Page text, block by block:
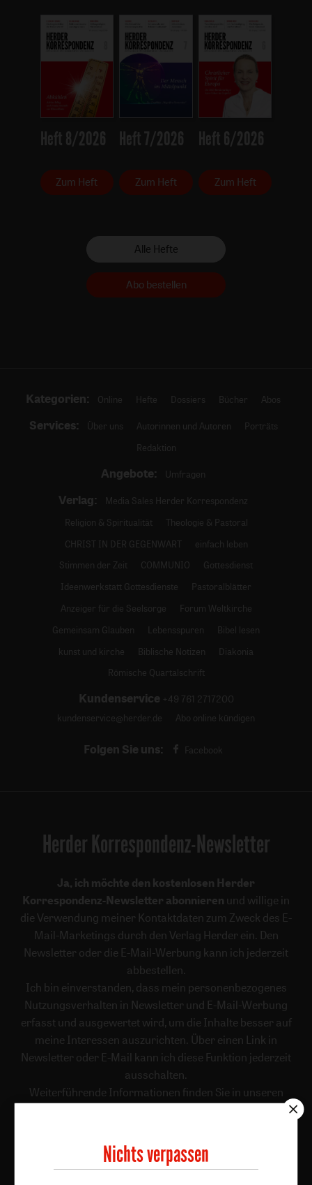
Heft 8/2026
Zum Heft
Heft 7/2026
Zum Heft
Heft 6/2026
Zum Heft
Alle Hefte
Abo bestellen
Kategorien: Online Hefte Dossiers Bücher Abos
Services: Über uns Autorinnen und Autoren
Porträts
Redaktion
Angebote: Umfragen
Verlag:
Media Sales Herder Korrespondenz
Religion & Spiritualität
Theologie & Pastoral
CHRIST IN DER GEGENWART
einfach leben
Stimmen der Zeit
COMMUNIO
Gottesdienst
Ideenwerkstatt Gottesdienste
Pastoralblätter
Anzeiger für die Seelsorge
Forum Weltkirche
Gemeinsam Glauben
Lebensspuren
Bibel lesen
kunst und kirche
Biblische Notizen
Diakonia
Römische Quartalschrift
Kundenservice +49 761 2717200
kundenservice@herder.de
Abo online kündigen
Folgen Sie uns: Facebook
Herder Korrespondenz-Newsletter
Ja, ich möchte den kostenlosen Herder
Korrespondenz-Newsletter abonnieren und willige in
die Verwendung meiner Kontaktdaten zum Zweck des E-
Mail-Marketings durch den Verlag Herder ein. Den
Newsletter oder die E-Mail-Werbung kann ich jederzeit
abbestellen.
Ich bin einverstanden, dass mein personenbezogenes
Nutzungsverhalten in Newsletter und E-Mail-Werbung
erfasst und ausgewertet wird, um die Inhalte besser auf
meine Interessen auszurichten. Über einen Link in
Newsletter oder E-Mail kann ich diese Funktion jederzeit
ausschalten.
Weiterführende Informationen finden Sie in unseren
Nichts verpassen